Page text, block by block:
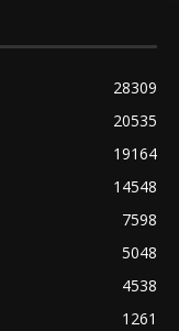
28309
20535
19164
14548
7598
5048
4538
1261